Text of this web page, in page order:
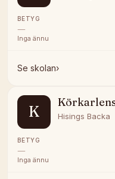
BETYG
—
Inga ännu
Se skolan›
K Hisings Backa
BETYG
—
Inga ännu